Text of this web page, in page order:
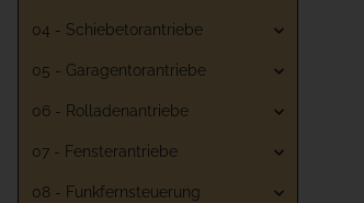
04 - Schiebetorantriebe
05 - Garagentorantriebe
06 - Rolladenantriebe
07 - Fensterantriebe
08 - Funkfernsteuerung